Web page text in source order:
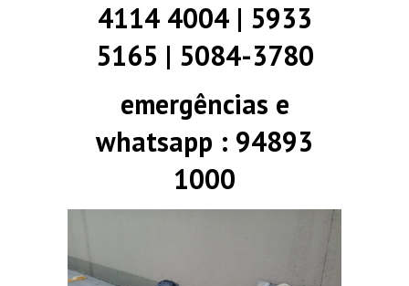
4114 4004 | 5933
5165 | 5084-3780
emergências e
whatsapp : 94893
1000